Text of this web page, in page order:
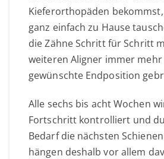
Kieferorthopäden
ganz einfach zu Hause
die Zähne Schritt für Schritt
weiteren Aligner immer mehr
gewünschte Endposition
Alle sechs bis acht Wochen
Fortschritt kontrolliert und
Bedarf die nächsten
hängen deshalb vor allem